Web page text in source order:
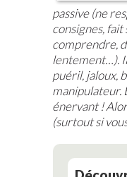
passive (ne
consignes, fait
comprendre,
lentement…).
puéril, jaloux,
manipulateur.
énervant !
(surtout si